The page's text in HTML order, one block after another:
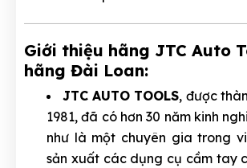
Giới thiệu hãng JTC Auto
hãng Đài Loan:
JTC AUTO TOOLS, được
1981, đã có hơn 30 năm kinh
như là một chuyên gia trong
sản xuất các dụng cụ cầm tay